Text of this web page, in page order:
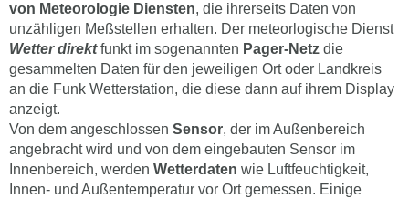
von Meteorologie Diensten, die ihrerseits Daten von
unzähligen Meßstellen erhalten. Der meteorlogische Dienst
Wetter direktfunkt im sogenannten Pager-Netz die
gesammelten Daten für den jeweiligen Ort oder Landkreis
an die Funk Wetterstation, die diese dann auf ihrem Display
anzeigt.
Von dem angeschlossen Sensor, der im Außenbereich
angebracht wird und von dem eingebauten Sensor im
Innenbereich, werden Wetterdaten wie Luftfeuchtigkeit,
Innen- und Außentemperatur vor Ort gemessen. Einige